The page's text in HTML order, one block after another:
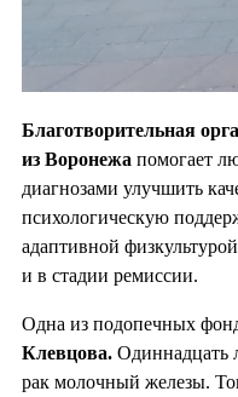
Благотворительная
из Воронежа помогает
диагнозами улучшить
психологическую
адаптивной
и в стадии ремиссии.
Одна из подопечных
Клевцова. Одиннадцать
рак молочный железы.